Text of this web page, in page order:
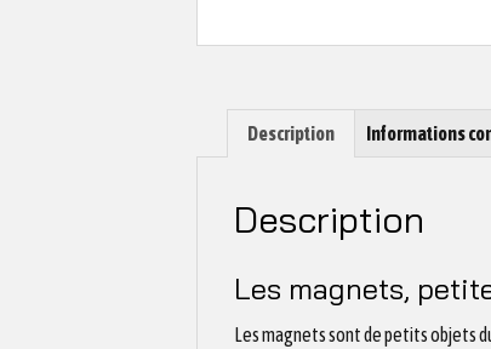
Description Informations
Description
Les magnets,
Les magnets sont de petits objets